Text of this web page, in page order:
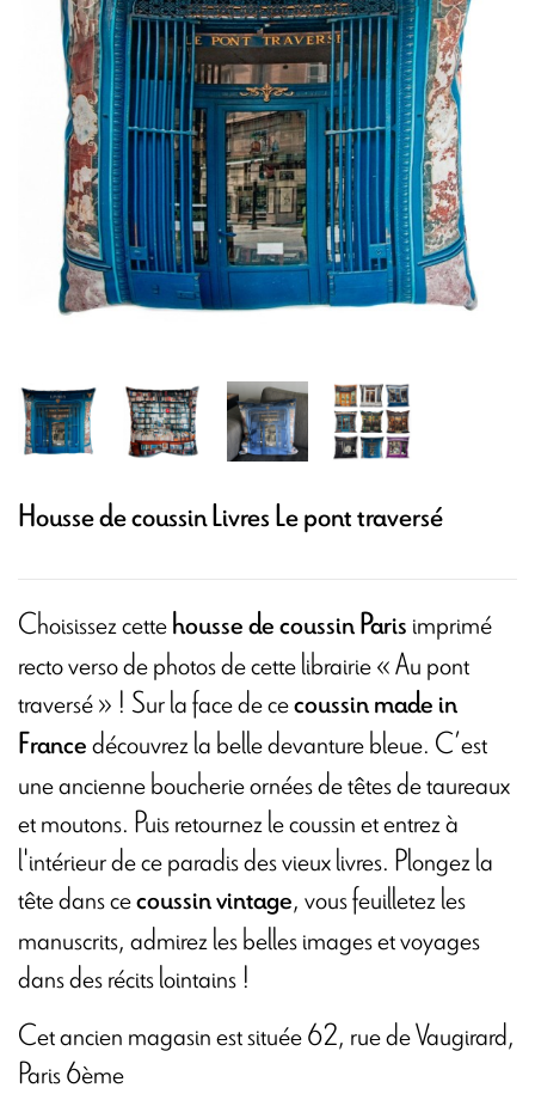
Housse de coussin Livres Le pont traversé
Choisissez cettehousse de coussin Parisimprimé
recto verso de photos de cette librairie « Au pont
traversé » ! Sur la face de cecoussin made in
Francedécouvrez la belle devanture bleue. C’est
une ancienne boucherie ornées de têtes de taureaux
et moutons. Puis retournez le coussin et entrez à
l'intérieur de ce paradis des vieux livres. Plongez la
tête dans cecoussin vintage, vous feuilletez les
manuscrits, admirez les belles images et voyages
dans des récits lointains !
Cet ancien magasin est située 62, rue de Vaugirard,
Paris 6ème